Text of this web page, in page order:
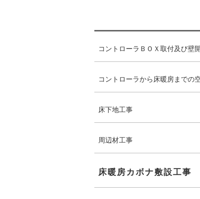
コントローラＢＯＸ取付及び壁
コントローラから床暖房までの
床下地工事
周辺材工事
床暖房カボナ敷設工事